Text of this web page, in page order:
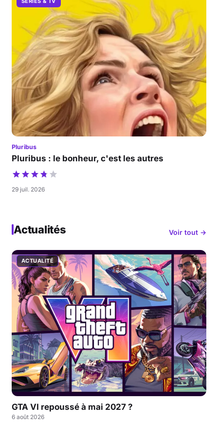
Pluribus
Pluribus : le bonheur, c'est les autres
29 juil. 2026
Actualités Voir tout →
ACTUALITÉ
GTA VI repoussé à mai 2027 ?
6 août 2026